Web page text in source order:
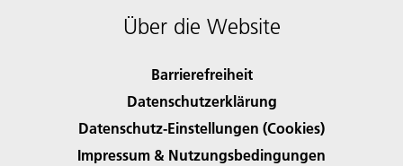
Über die Website
Barrierefreiheit
Datenschutzerklärung
Datenschutz-Einstellungen (Cookies)
Impressum & Nutzungsbedingungen